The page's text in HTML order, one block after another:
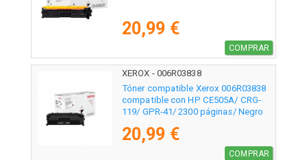
20,99 €
COMPRAR
XEROX - 006R03838
Tóner compatible Xerox 006R03838
compatible con HP CE505A/ CRG-
119/ GPR-41/ 2300 páginas/ Negro
20,99 €
COMPRAR